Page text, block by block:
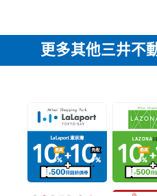
更多其他三井不